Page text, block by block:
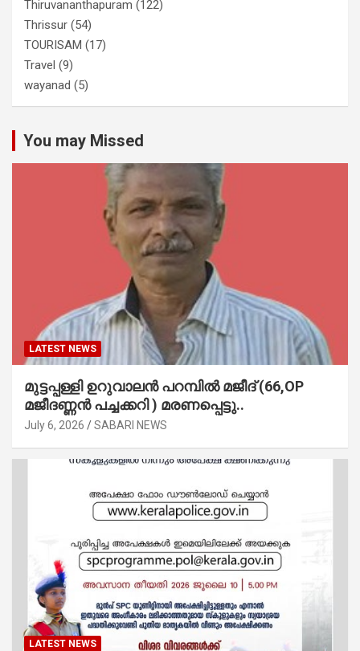
Thiruvananthapuram (122)
Thrissur (54)
TOURISAM (17)
Travel (9)
wayanad (5)
You may Missed
LATEST NEWS
മുട്ടപ്പള്ളി ഉറുവാലൻ പറമ്പിൽ മജീദ് (66,OP
മജീദണ്ണൻ പച്ചക്കറി ) മരണപ്പെട്ടു..
July 6, 2026 SABARI NEWS
LATEST NEWS